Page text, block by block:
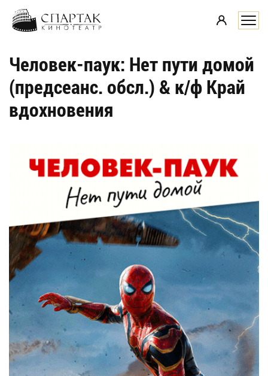
i
Человек-паук: Нет пути домой
(предсеанс. обсл.) & к/ф Край
вдохновения